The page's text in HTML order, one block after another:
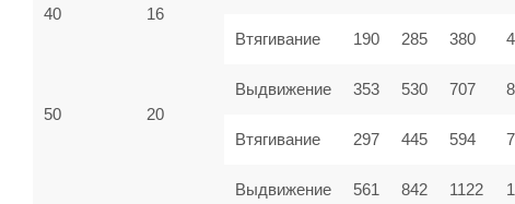
40 16
Втягивание 190 285 380
50 20
Выдвижение 353 530 707
Втягивание 297 445 594
Выдвижение 561 842 1122